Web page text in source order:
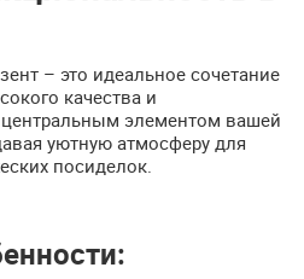
– это идеальное сочетание
качества и
центральным элементом вашей
уютную атмосферу для
посиделок.